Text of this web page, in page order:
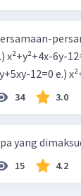
x²+y²+4x-6y-
6y+5xy-
34 3.0
yang
15 4.2